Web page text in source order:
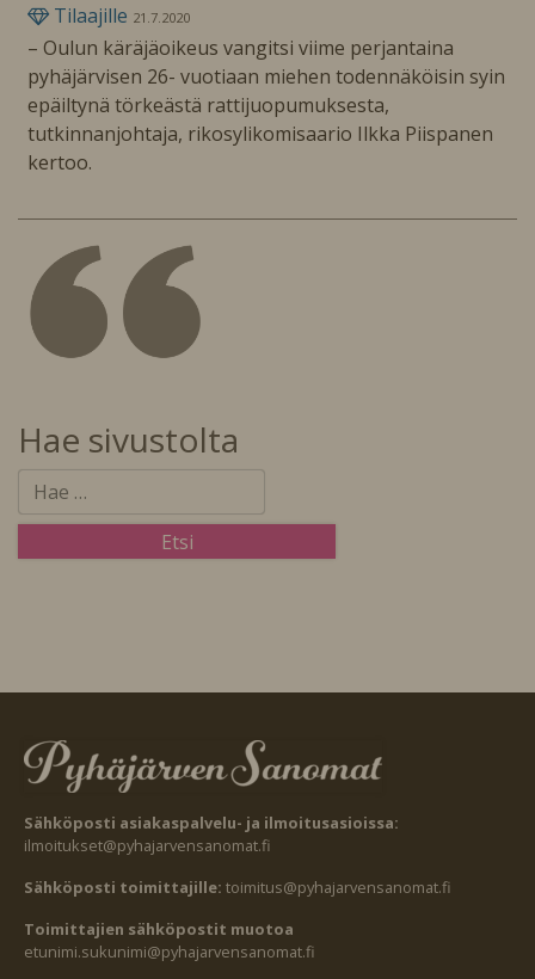
Tilaajille 21.7.2020
– Oulun käräjäoikeus vangitsi viime perjantaina
pyhäjärvisen 26- vuotiaan miehen todennäköisin syin
epäiltynä törkeästä rattijuopumuksesta,
tutkinnanjohtaja, rikosylikomisaario Ilkka Piispanen
kertoo.
Hae sivustolta
Sähköposti asiakaspalvelu- ja ilmoitusasioissa:
ilmoitukset@pyhajarvensanomat.fi
Sähköposti toimittajille: toimitus@pyhajarvensanomat.fi
Toimittajien sähköpostit muotoa
etunimi.sukunimi@pyhajarvensanomat.fi